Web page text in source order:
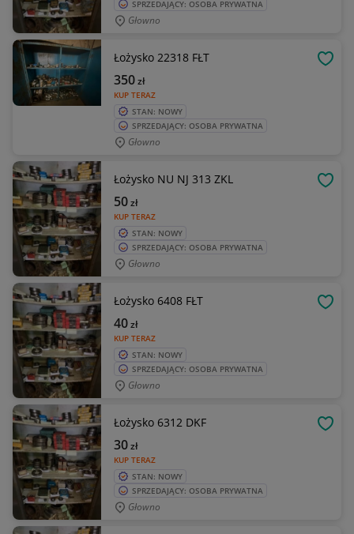
SPRZEDAJĄCY: OSOBA PRYWATNA
Głowno
Łożysko 22318 FŁT
KUP TERAZ
350zł
STAN: NOWY
SPRZEDAJĄCY: OSOBA PRYWATNA
Głowno
Łożysko NU NJ 313 ZKL
KUP TERAZ
50zł
STAN: NOWY
SPRZEDAJĄCY: OSOBA PRYWATNA
Głowno
Łożysko 6408 FŁT
KUP TERAZ
40zł
STAN: NOWY
SPRZEDAJĄCY: OSOBA PRYWATNA
Głowno
Łożysko 6312 DKF
KUP TERAZ
30zł
STAN: NOWY
SPRZEDAJĄCY: OSOBA PRYWATNA
Głowno